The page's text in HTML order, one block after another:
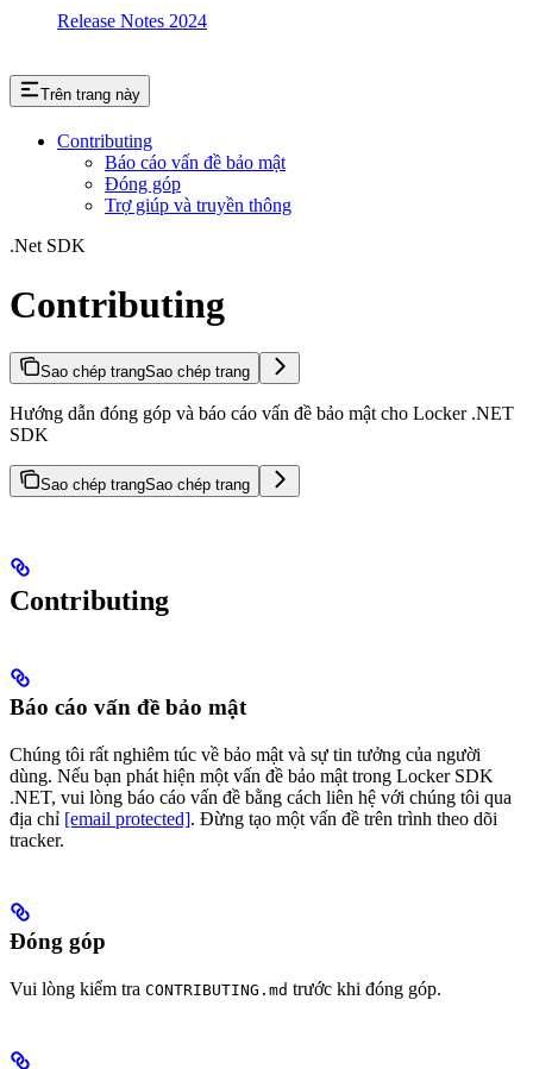
Release Notes 2024
Trên trang này
Contributing
Báo cáo vấn đề bảo mật
Đóng góp
Trợ giúp và truyền thông
.Net SDK
Contributing
Sao chép trangSao chép trang
Hướng dẫn đóng góp và báo cáo vấn đề bảo mật cho Locker .NET
SDK
Sao chép trangSao chép trang
Contributing
Báo cáo vấn đề bảo mật
Chúng tôi rất nghiêm túc về bảo mật và sự tin tưởng của người
dùng. Nếu bạn phát hiện một vấn đề bảo mật trong Locker SDK
.NET, vui lòng báo cáo vấn đề bằng cách liên hệ với chúng tôi qua
địa chỉ [email protected]. Đừng tạo một vấn đề trên trình theo dõi
tracker.
Đóng góp
Vui lòng kiểm tra CONTRIBUTING.md trước khi đóng góp.